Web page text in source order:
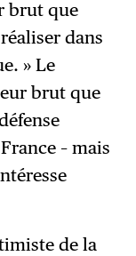
brut que
dans
» Le
brut que
– mais
de la